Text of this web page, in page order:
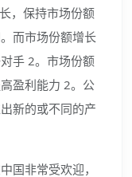
，保持市场份额
而市场份额增长
手 2。市场份额
盈利能力 2。公
新的或不同的产
国非常受欢迎，